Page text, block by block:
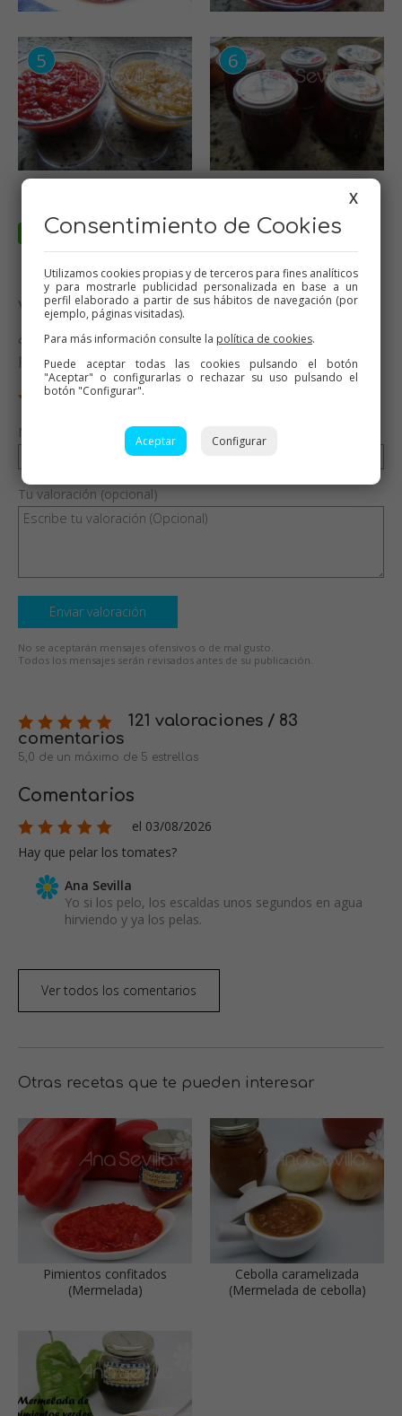
Valora esta receta
¿Te ha gustado esta receta? Valórala y dime qué
piensas
Nombre (opcional)
Tu valoración (opcional)
Enviar valoración
No se aceptarán mensajes ofensivos o de mal gusto.
Todos los mensajes serán revisados antes de su publicación.
121 valoraciones / 83
comentarios
5,0 de un máximo de 5 estrellas
Comentarios
el 03/08/2026
Hay que pelar los tomates?
Ana Sevilla
Yo si los pelo, los escaldas unos segundos en agua
hirviendo y ya los pelas.
Ver todos los comentarios
Otras recetas que te pueden interesar
Pimientos confitados
(Mermelada)
Cebolla caramelizada
(Mermelada de cebolla)
X
Consentimiento de Cookies
Utilizamos cookies propias y de terceros para fines analíticos
y para mostrarle publicidad personalizada en base a un
perfil elaborado a partir de sus hábitos de navegación (por
ejemplo, páginas visitadas).
Para más información consulte la política de cookies.
Puede aceptar todas las cookies pulsando el botón
"Aceptar" o configurarlas o rechazar su uso pulsando el
botón "Configurar".
Aceptar Configurar